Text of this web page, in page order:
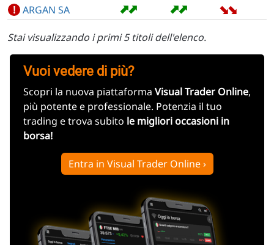
! ARGAN SA ➡
➡ ➡
➡ ➡
➡
Stai visualizzando i primi 5 titoli dell'elenco.
Vuoi vedere di più?
Scopri la nuova piattaforma Visual Trader Online,
più potente e professionale. Potenzia il tuo
trading e trova subito le migliori occasioni in
borsa!
Entra in Visual Trader Online ›